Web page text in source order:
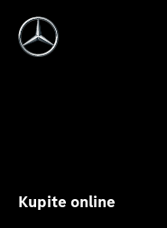
Kupite online